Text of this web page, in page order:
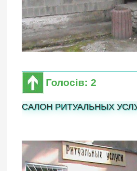
Голосів: 2
САЛОН РИТУАЛЬНЫХ